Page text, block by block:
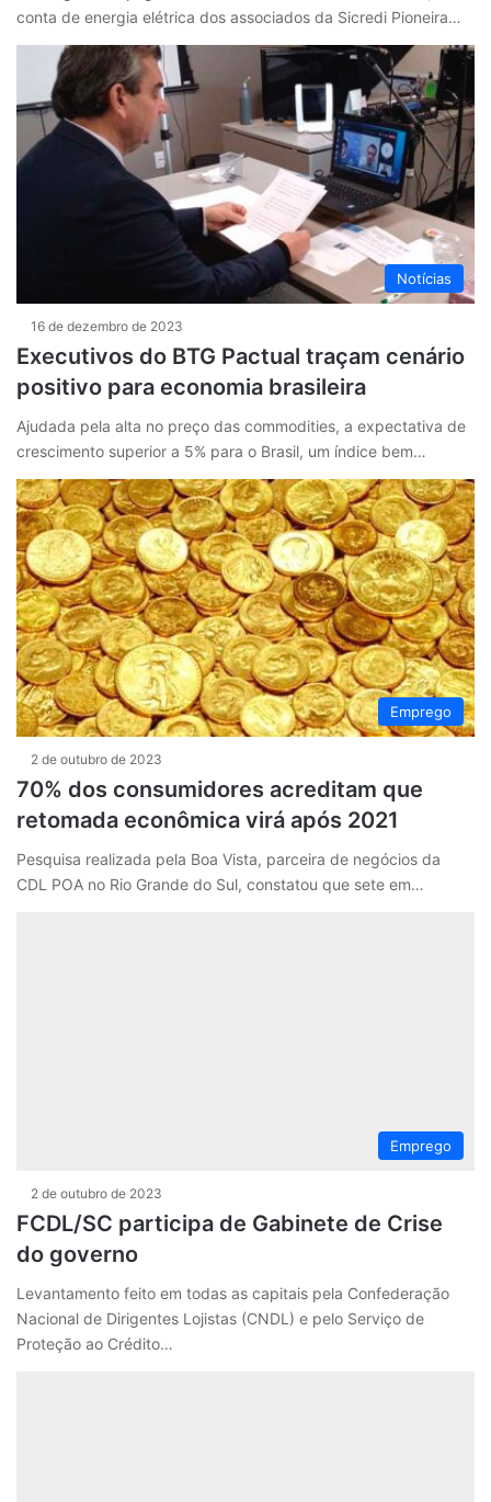
conta de energia elétrica dos associados da Sicredi Pioneira…
Notícias
16 de dezembro de 2023
Executivos do BTG Pactual traçam cenário
positivo para economia brasileira
Ajudada pela alta no preço das commodities, a expectativa de
crescimento superior a 5% para o Brasil, um índice bem…
Emprego
2 de outubro de 2023
70% dos consumidores acreditam que
retomada econômica virá após 2021
Pesquisa realizada pela Boa Vista, parceira de negócios da
CDL POA no Rio Grande do Sul, constatou que sete em…
Emprego
2 de outubro de 2023
FCDL/SC participa de Gabinete de Crise
do governo
Levantamento feito em todas as capitais pela Confederação
Nacional de Dirigentes Lojistas (CNDL) e pelo Serviço de
Proteção ao Crédito…